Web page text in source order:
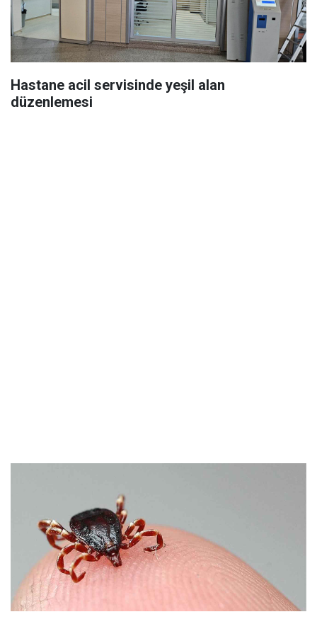
Hastane acil servisinde yeşil alan
düzenlemesi